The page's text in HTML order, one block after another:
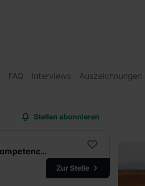
FAQ Interviews Auszeichnungen
Stellen abonnieren
Praktikum bei Market Study im Competence Center Digital Technology & Infrastructure (w/d/m)
Zur Stelle